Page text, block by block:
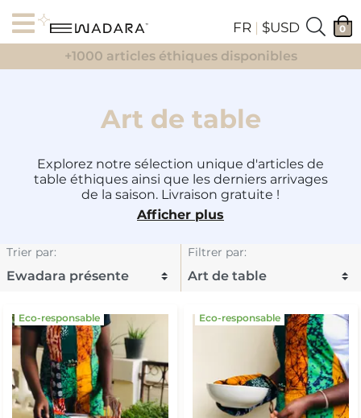
FR | $USD 0
+1000 articles éthiques disponibles
Art de table
Explorez notre sélection unique d'articles de
table éthiques ainsi que les derniers arrivages
de la saison. Livraison gratuite !
Afficher plus
Trier par: Filtrer par:
Eco-responsable Eco-responsable